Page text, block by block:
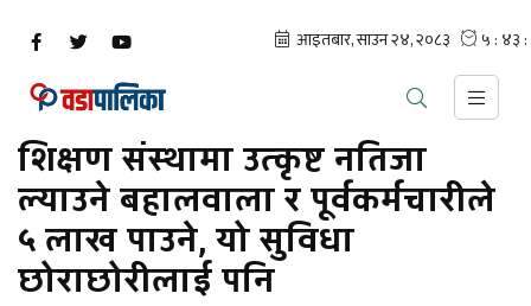
शिक्षण संस्थामा उत्कृष्ट नतिजा
ल्याउने बहालवाला र पूर्वकर्मचारीले
५ लाख पाउने, यो सुविधा
छोराछोरीलाई पनि